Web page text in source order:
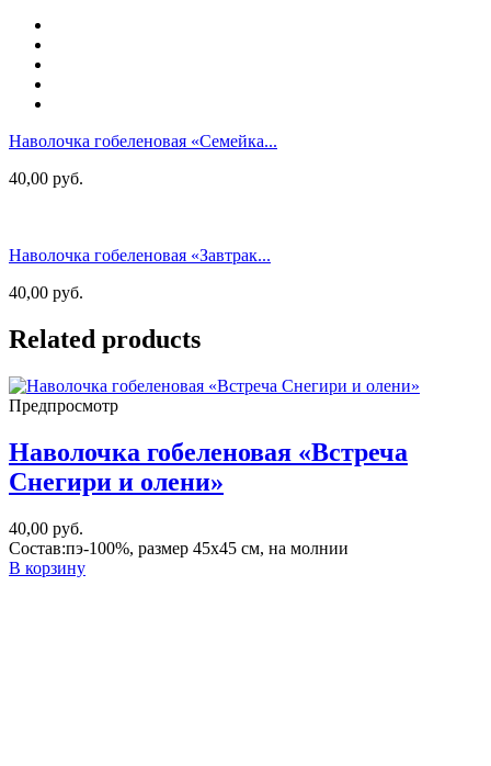
Наволочка гобеленовая «Семейка...
40,00 руб.
Наволочка гобеленовая «Завтрак...
40,00 руб.
Related products
Предпросмотр
Наволочка гобеленовая «Встреча
Снегири и олени»
40,00 руб.
Состав:пэ-100%, размер 45х45 см, на молнии
В корзину